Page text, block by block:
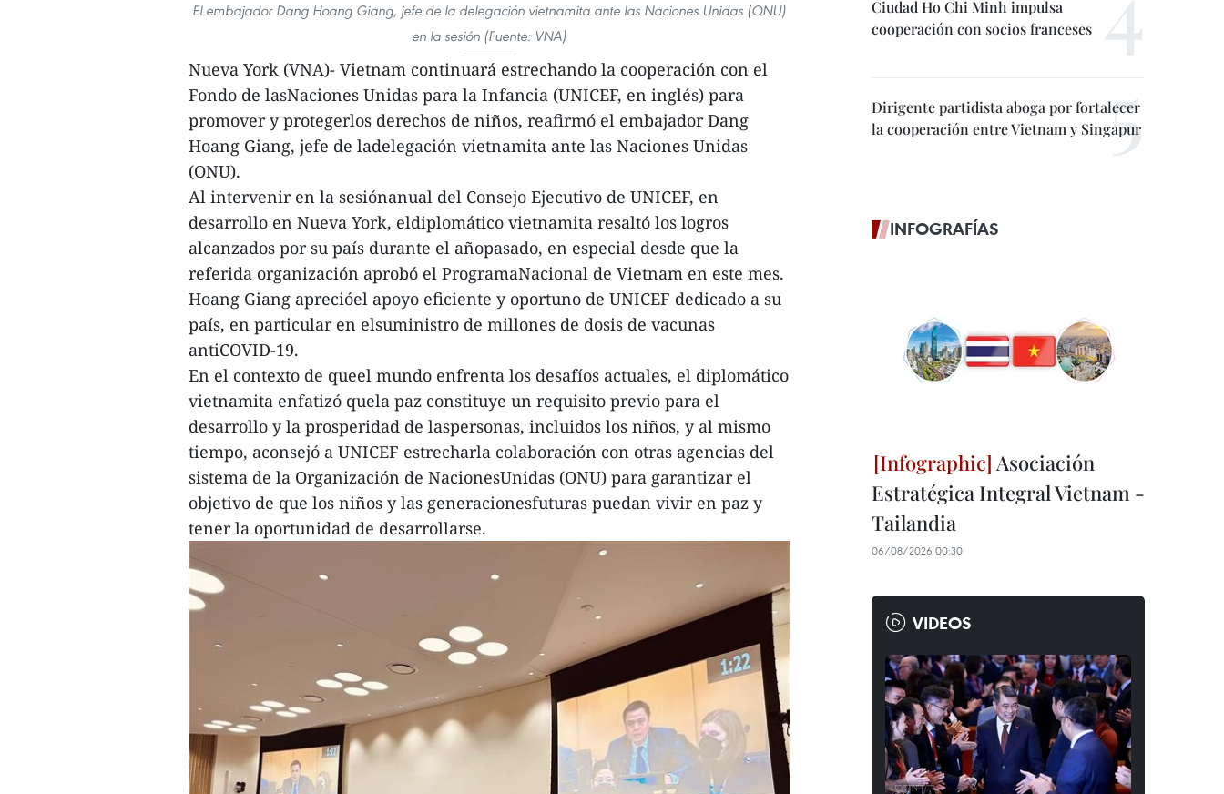
El embajador Dang Hoang Giang, jefe de la delegación vietnamita ante las Naciones Unidas (ONU)
en la sesión (Fuente: VNA)
Nueva York (VNA)- Vietnam continuará estrechando la cooperación con el
Fondo de lasNaciones Unidas para la Infancia (UNICEF, en inglés) para
promover y protegerlos derechos de niños, reafirmó el embajador Dang
Hoang Giang, jefe de ladelegación vietnamita ante las Naciones Unidas
(ONU).
Al intervenir en la sesiónanual del Consejo Ejecutivo de UNICEF, en
desarrollo en Nueva York, eldiplomático vietnamita resaltó los logros
alcanzados por su país durante el añopasado, en especial desde que la
referida organización aprobó el ProgramaNacional de Vietnam en este mes.
Hoang Giang aprecióel apoyo eficiente y oportuno de UNICEF dedicado a su
país, en particular en elsuministro de millones de dosis de vacunas
antiCOVID-19.
En el contexto de queel mundo enfrenta los desafíos actuales, el diplomático
vietnamita enfatizó quela paz constituye un requisito previo para el
desarrollo y la prosperidad de laspersonas, incluidos los niños, y al mismo
tiempo, aconsejó a UNICEF estrecharla colaboración con otras agencias del
sistema de la Organización de NacionesUnidas (ONU) para garantizar el
objetivo de que los niños y las generacionesfuturas puedan vivir en paz y
tener la oportunidad de desarrollarse.
Ciudad Ho Chi Minh impulsa
cooperación con socios franceses
Dirigente partidista aboga por fortalecer
la cooperación entre Vietnam y Singapur
INFOGRAFÍAS
Asociación
Estratégica Integral Vietnam -
Tailandia
06/08/2026 00:30
VIDEOS